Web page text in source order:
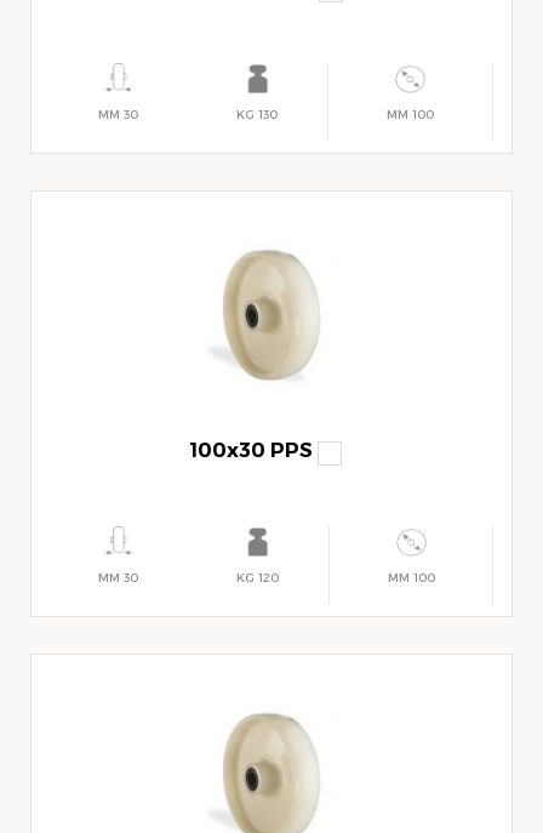
100 MM
130 KG
30 MM
100x30 PPS
100 MM
120 KG
30 MM